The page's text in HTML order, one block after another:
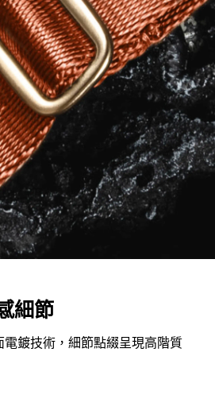
細節
鍍技術，細節點綴呈現高階質